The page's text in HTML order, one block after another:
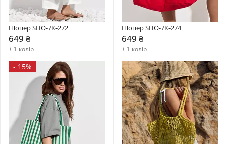
Шопер SHO-7К-272
649 ₴
+ 1 колір
Шопер SHO-7К-274
649 ₴
+ 1 колір
- 15%